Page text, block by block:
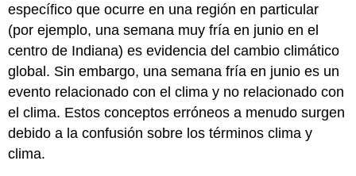
Resultados
documentados
del
cambio
climático:
pasado
presente
Cambio
específico que ocurre en una región en particular
(por ejemplo, una semana muy fría en junio en el
centro de Indiana) es evidencia del cambio climático
global. Sin embargo, una semana fría en junio es un
evento relacionado con el clima y no relacionado con
el clima. Estos conceptos erróneos a menudo surgen
debido a la confusión sobre los términos clima y
clima.